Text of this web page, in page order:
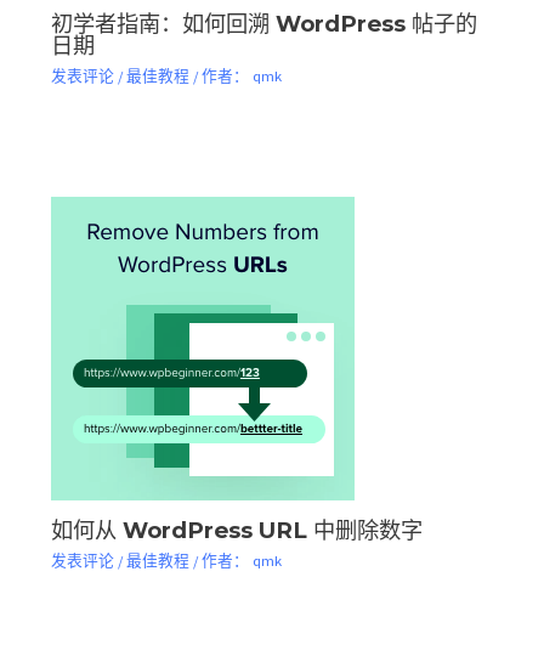
初学者指南：如何回溯 WordPress 帖子的
日期
发表评论 /最佳教程 / 作者： qmk
如何从 WordPress URL 中删除数字
发表评论 /最佳教程 / 作者： qmk